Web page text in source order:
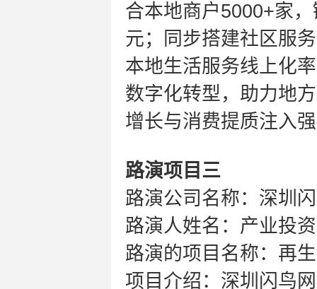
合本地商户5000+家
元；同步搭建社区服
本地生活服务线上化
数字化转型，助力地
增长与消费提质注入
路演项目三
路演公司名称：深圳
路演人姓名：产业投
路演的项目名称：再
项目介绍：深圳闪鸟